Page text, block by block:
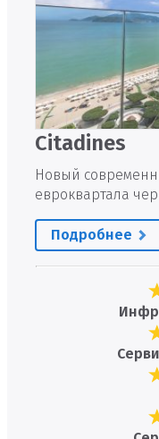
Citadines
Новый
евроквартала
Подробнее